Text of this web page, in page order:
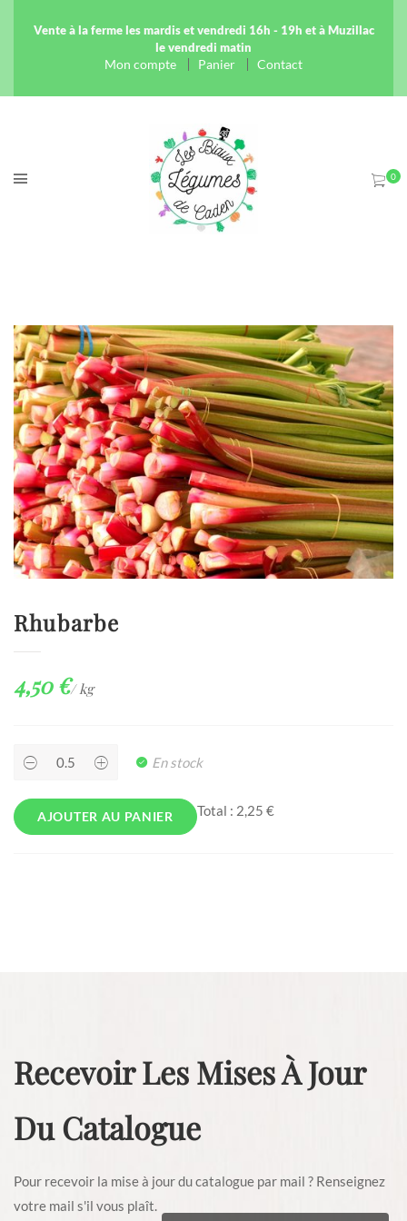
Vente à la ferme les mardis et vendredi 16h - 19h et à Muzillac
le vendredi matin
Mon compte Panier Contact
Rhubarbe
4,50€/ kg
Rhubarbe
quantity
En stock
AJOUTER AU PANIER Total : 2,25 €
Recevoir Les Mises À Jour
Du Catalogue
Pour recevoir la mise à jour du catalogue par mail ? Renseignez
votre mail s'il vous plaît.